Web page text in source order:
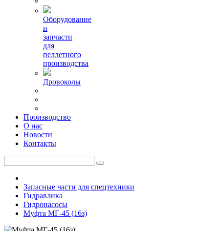
Оборудование
и
запчасти
для
пеллетного
производства
Дровоколы
Производство
О нас
Новости
Контакты
Запасные части для спецтехники
Гидравлика
Гидронасосы
Муфта МГ-45 (16з)